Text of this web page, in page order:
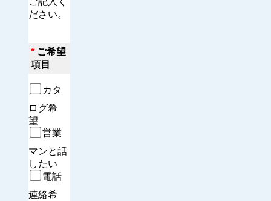
ださい。
* ご希望
項目
カタ
ログ希
望
営業
マンと話
したい
電話
連絡希